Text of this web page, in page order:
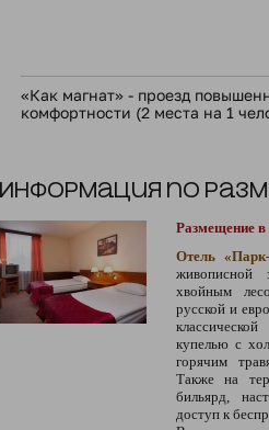
«Как магнат» - проезд
комфортности (2 места на 1
Информация по
Размещение в
Отель
живописной
хвойным
русской и
купелью с
горячим
Также на
бильярд,
доступ к